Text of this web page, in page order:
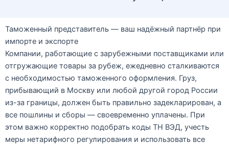
Таможенный представитель — ваш надёжный партнёр при
импорте и экспорте
Компании, работающие с зарубежными поставщиками или
отгружающие товары за рубеж, ежедневно сталкиваются
с необходимостью таможенного оформления. Груз,
прибывающий в Москву или любой другой город России
из-за границы, должен быть правильно задекларирован, а
все пошлины и сборы — своевременно уплачены. При
этом важно корректно подобрать коды ТН ВЭД, учесть
меры нетарифного регулирования и использовать все